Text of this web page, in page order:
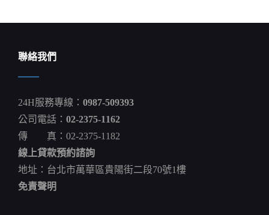
導
聯絡我們
24H服務專線： 0987-509393
公司電話： 02-2375-1162
傳 真：02-2375-1182
線上貸款預約諮詢
地址：台北市萬華區貴陽街二段70號1樓
免責聲明